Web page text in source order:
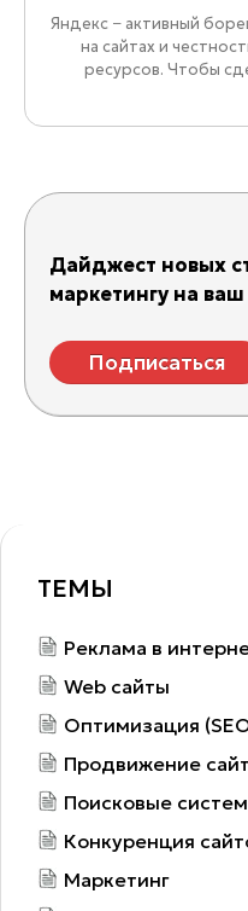
Яндекс − активный
на сайтах и
ресурсов. Чтобы
Дайджест новых
маркетингу на
Подписаться
ТЕМЫ
Реклама в
Web сайты
Оптимизация
Продвижение
Поисковые
Конкуренция
Маркетинг